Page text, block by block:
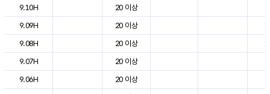
9.10H
20 이상
9.09H
20 이상
9.08H
20 이상
9.07H
20 이상
9.06H
20 이상